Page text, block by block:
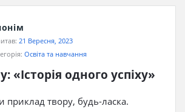
21 Вересня, 2023
Освіта та навчання
«Історія одного успіху»
приклад твору, будь-ласка.